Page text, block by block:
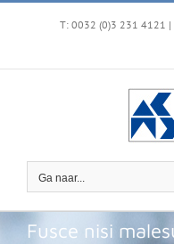
Ga
T: 0032 (0)3 231 4121
Ga naar...
Fusce nisi